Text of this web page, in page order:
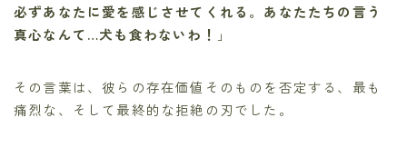
必ずあなたに愛を感じさせてくれる。あなたたちの言う
真心なんて…犬も食わないわ！ 」
その言葉は、彼らの存在価値そのものを否定する、最も
痛烈な、そして最終的な拒絶の刃でした。